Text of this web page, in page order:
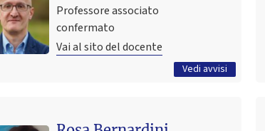
Professore associato
confermato
Vai al sito del docente
Vedi avvisi
12 marzo 2020 09:41
Tutti gli avvisi